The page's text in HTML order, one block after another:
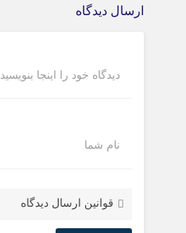
ارسال دیدگاه
دیدگاه خود را اینجا بنویسید
نام شما
قوانین ارسال دیدگاه